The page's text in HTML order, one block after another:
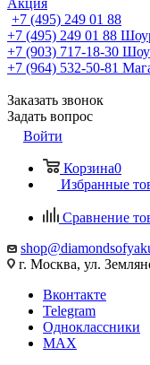
Акция
+7 (495) 249 01 88
+7 (495) 249 01 88
+7 (903) 717-18-30
+7 (964) 532-50-81
Заказать звонок
Задать вопрос
Войти
Корзина0
Избранные
Сравнение
г. Москва, ул.
Вконтакте
Telegram
Одноклассники
MAX